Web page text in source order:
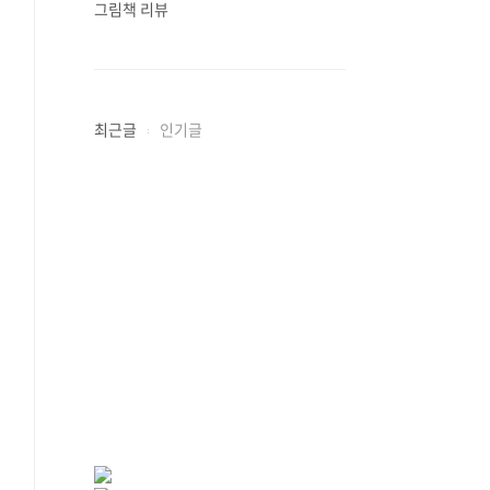
그림책 리뷰
최근글 인기글